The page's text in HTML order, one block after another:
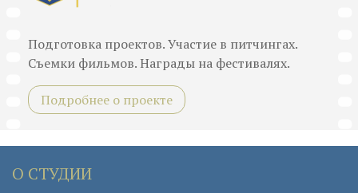
Подготовка проектов. Участие в питчингах.
Съемки фильмов. Награды на фестивалях.
Подробнее о проекте
О СТУДИИ